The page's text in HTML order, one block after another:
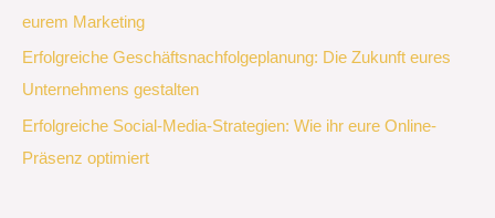
eurem Marketing
Erfolgreiche Geschäftsnachfolgeplanung: Die Zukunft eures
Unternehmens gestalten
Erfolgreiche Social-Media-Strategien: Wie ihr eure Online-
Präsenz optimiert